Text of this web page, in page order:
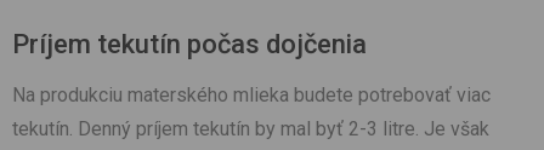
Príjem tekutín počas dojčenia
Na produkciu materského mlieka budete potrebovať viac
tekutín. Denný príjem tekutín by mal byť 2-3 litre. Je však